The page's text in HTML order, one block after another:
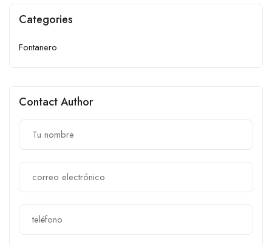
Categories
Fontanero
Contact Author